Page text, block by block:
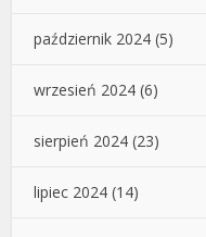
październik 2024 (5)
wrzesień 2024 (6)
sierpień 2024 (23)
lipiec 2024 (14)